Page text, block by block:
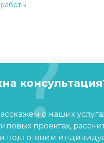
о наших
проектах,
подготовим